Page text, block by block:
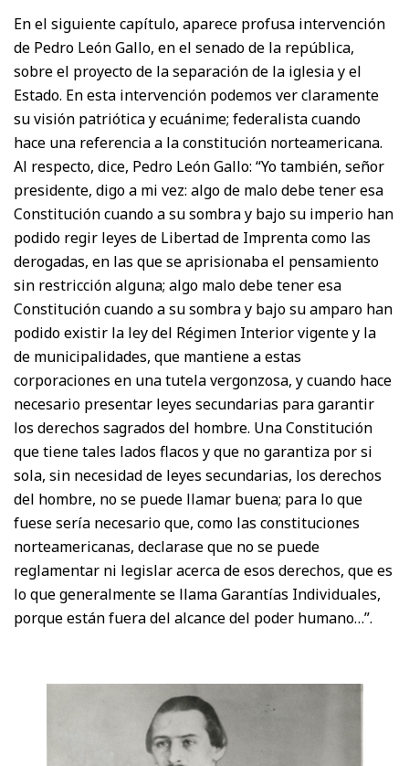
En el siguiente capítulo, aparece profusa intervención
de Pedro León Gallo, en el senado de la república,
sobre el proyecto de la separación de la iglesia y el
Estado. En esta intervención podemos ver claramente
su visión patriótica y ecuánime; federalista cuando
hace una referencia a la constitución norteamericana.
Al respecto, dice, Pedro León Gallo: “Yo también, señor
presidente, digo a mi vez: algo de malo debe tener esa
Constitución cuando a su sombra y bajo su imperio han
podido regir leyes de Libertad de Imprenta como las
derogadas, en las que se aprisionaba el pensamiento
sin restricción alguna; algo malo debe tener esa
Constitución cuando a su sombra y bajo su amparo han
podido existir la ley del Régimen Interior vigente y la
de municipalidades, que mantiene a estas
corporaciones en una tutela vergonzosa, y cuando hace
necesario presentar leyes secundarias para garantir
los derechos sagrados del hombre. Una Constitución
que tiene tales lados flacos y que no garantiza por si
sola, sin necesidad de leyes secundarias, los derechos
del hombre, no se puede llamar buena; para lo que
fuese sería necesario que, como las constituciones
norteamericanas, declarase que no se puede
reglamentar ni legislar acerca de esos derechos, que es
lo que generalmente se llama Garantías Individuales,
porque están fuera del alcance del poder humano…”.